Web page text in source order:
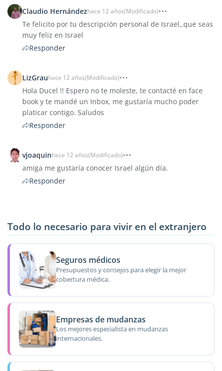
Claudio Hernándezhace 12 años(Modificado)
Te felicito por tu descripción personal de Israel,,que seas
muy feliz en Israel
Responder
LizGrauhace 12 años(Modificado)
Hola Ducel !! Espero no te moleste, te contacté en face
book y te mandé un Inbox, me gustaría mucho poder
platicar contigo. Saludos
Responder
vjoaquinhace 12 años(Modificado)
amiga me gustaría conocer Israel algún día.
Responder
Todo lo necesario para vivir en el extranjero
Seguros médicos
Presupuestos y consejos para elegir la mejor
cobertura médica.
Empresas de mudanzas
Los mejores especialista en mudanzas
internacionales.